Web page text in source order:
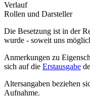
Verlauf
Rollen und Darsteller
Die Besetzung ist in der
wurde - soweit uns
Anmerkungen zu
sich auf die Erstausgabe
Altersangaben beziehen
Aufnahme.